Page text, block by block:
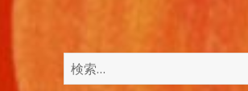
の
講
検
索: